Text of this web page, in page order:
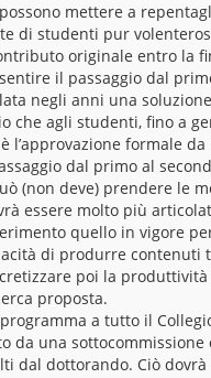
mettere a
di studenti pur
originale entro la
il passaggio dal
negli anni una
che agli studenti, fino a
l’approvazione formale
dal primo al
(non deve) prendere le
essere molto più
quello in vigore
di produrre contenuti
poi la
proposta.
a tutto il
da una
dal dottorando. Ciò dovrà